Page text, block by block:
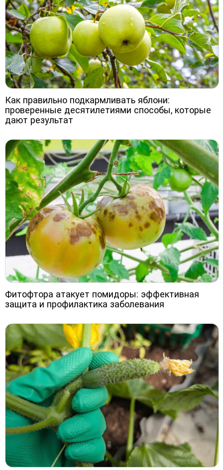
Как правильно подкармливать яблони:
проверенные десятилетиями способы, которые
дают результат
Фитофтора атакует помидоры: эффективная
защита и профилактика заболевания